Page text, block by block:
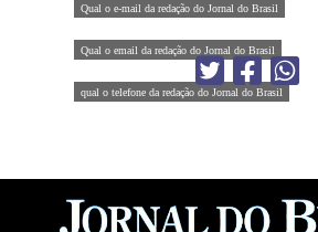
Qual o e-mail da redação do Jornal do Brasil
Qual o email da redação do Jornal do Brasil
qual o telefone da redação do Jornal do Brasil